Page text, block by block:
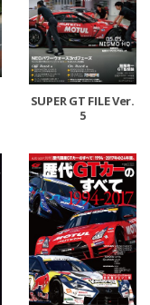
SUPER GT FILE Ver.
5